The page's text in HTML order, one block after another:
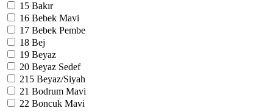
15 Bakır
16 Bebek Mavi
17 Bebek Pembe
18 Bej
19 Beyaz
20 Beyaz Sedef
215 Beyaz/Siyah
21 Bodrum Mavi
22 Boncuk Mavi